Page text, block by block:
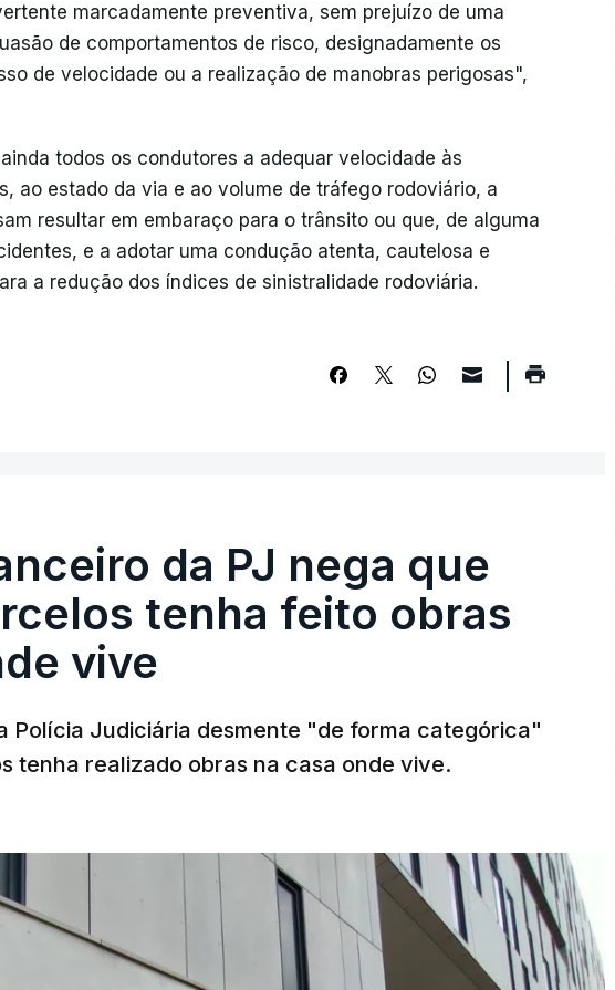
marcadamente preventiva, sem prejuízo de uma
de comportamentos de risco, designadamente os
de velocidade ou a realização de manobras perigosas",
todos os condutores a adequar velocidade às
ao estado da via e ao volume de tráfego rodoviário, a
resultar em embaraço para o trânsito ou que, de alguma
e a adotar uma condução atenta, cautelosa e
a redução dos índices de sinistralidade rodoviária.
da PJ nega que
tenha feito obras
vive
Polícia Judiciária desmente "de forma categórica"
tenha realizado obras na casa onde vive.